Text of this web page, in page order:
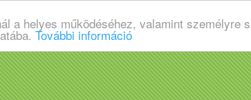
a helyes működéséhez, valamint
További információ